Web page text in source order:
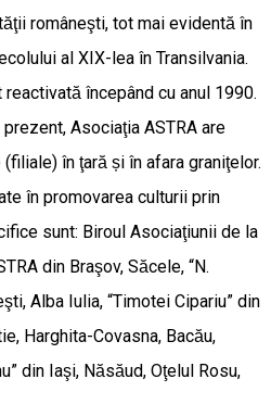
româneşti, tot mai evidentă în
al XIX-lea în Transilvania.
începând cu anul 1990.
Asociaţia ASTRA are
în ţară și în afara graniţelor.
în promovarea culturii prin
sunt: Biroul Asociaţiunii de la
din Braşov, Săcele, “N.
Alba Iulia, “Timotei Cipariu” din
Harghita-Covasna, Bacău,
din Iaşi, Năsăud, Oţelul Rosu,